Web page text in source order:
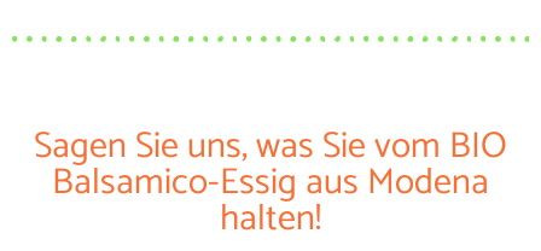
Sagen Sie uns, was Sie vom BIO
Balsamico-Essig aus Modena
halten!